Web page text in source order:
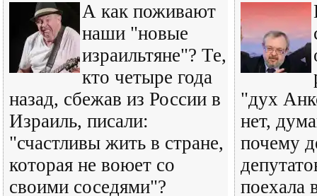
А как поживают
наши "новые
израильтяне"? Те,
кто четыре года
назад, сбежав из России в
Израиль, писали:
"счастливы жить в стране,
которая не воюет со
своими соседями"?
"дух
нет,
почему
поехала